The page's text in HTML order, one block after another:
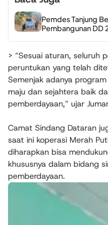
Pemdes Tanjung
Pembangunan DD
> “Sesuai aturan, seluruh
peruntukan yang telah
Semenjak adanya
maju dan sejahtera baik
pemberdayaan,” ujar
Camat Sindang Dataran
saat ini koperasi Merah
diharapkan bisa
khususnya dalam bidang
pemberdayaan.